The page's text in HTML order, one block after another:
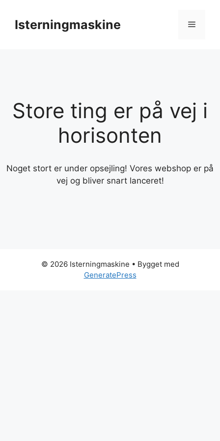
indholdIsterningmaskine Menu
Store ting er på vej i
horisonten
Noget stort er under opsejling! Vores webshop er på
vej og bliver snart lanceret!
© 2026 Isterningmaskine • Bygget med
GeneratePress